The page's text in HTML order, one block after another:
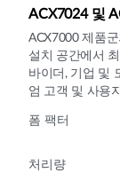
ACX7024 및
ACX7000 제품
설치 공간에서
바이더, 기업 및
엄 고객 및 사용
폼 팩터
처리량